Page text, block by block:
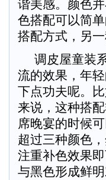
谐美感。颜色
色搭配可以简
搭配方式，另
调皮屋童装
流的效果，年
下点功夫呢。
来说，这种搭
席晚宴的时候
超过三种颜色
注重补色效果
与黑色形成鲜